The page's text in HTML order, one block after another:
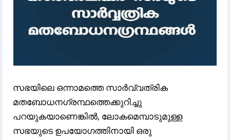
സഭയിലെ ഒന്നാമത്തെ സാർവ്വത്രിക
മതബോധനഗ്രന്ഥത്തെക്കുറിച്ചു
പറയുകയാണെങ്കിൽ, ലോകമെമ്പാടുമുള്ള
സഭയുടെ ഉപയോഗത്തിനായി ഒരു